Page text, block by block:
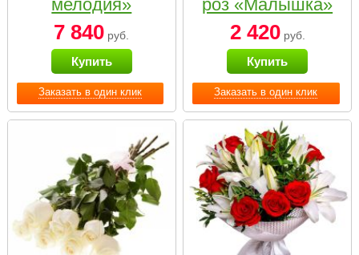
Заказать в один клик
мелодия»
7 840 руб.
Купить
Заказать в один клик
роз «Малышка»
2 420руб.
Купить